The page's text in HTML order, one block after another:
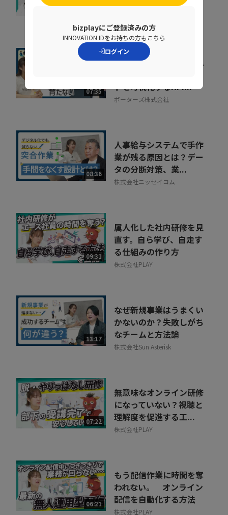
07:07
グ」のヒントとは
ョン
07:35
組織が育たない本当の理
トを可視化するKPI...
ポーターズ株式会社
08:36
人事給与システムで手作
業が残る原因とは？デー
タの分断対策、業...
株式会社ニッセイコム
09:31
属人化した社内研修を見
直す。自ら学び、自走す
る仕組みの作り方
株式会社PLAY
13:17
なぜ新規事業はうまくい
かないのか？失敗しがち
なチームと方法論
株式会社Sun Asterisk
07:22
無意味なオンライン研修
になっていない？視聴と
理解度を促進する工...
株式会社PLAY
06:21
もう配信作業に時間を奪
われない。 オンライン
配信を自動化する方法
株式会社PLAY
bizplayにご登録済みの方
INNOVATION IDをお持ちの方もこちら
ログイン